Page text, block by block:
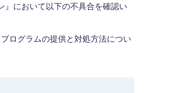
』において以下の不具合を確認い
ログラムの提供と対処方法につい